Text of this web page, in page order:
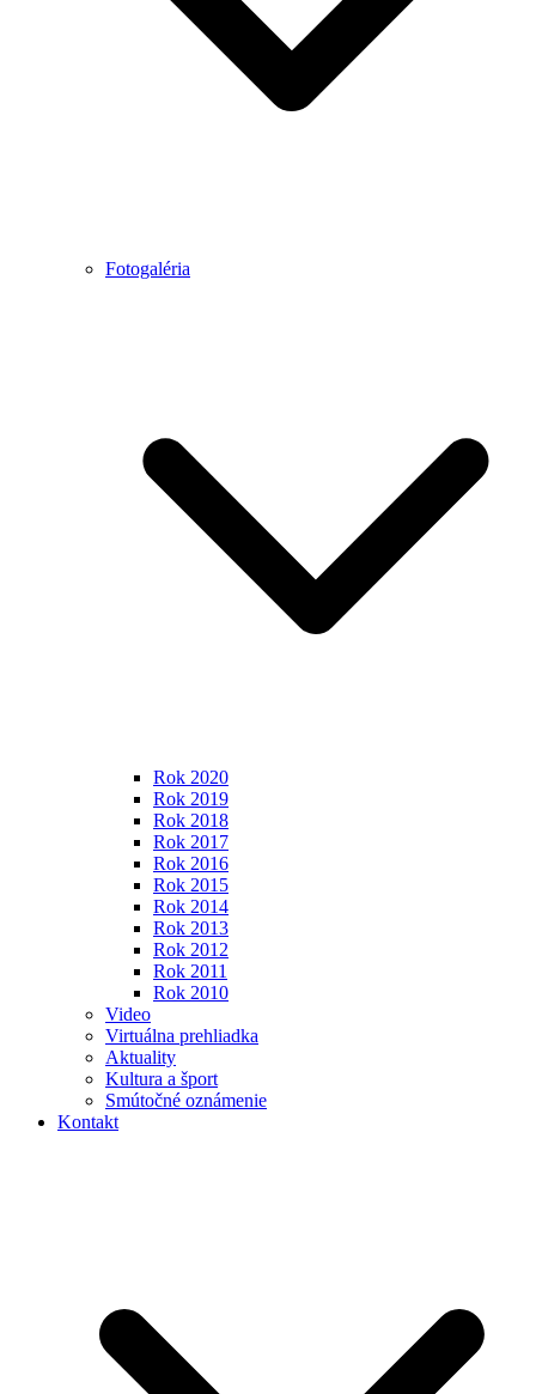
Fotogaléria
Rok 2020
Rok 2019
Rok 2018
Rok 2017
Rok 2016
Rok 2015
Rok 2014
Rok 2013
Rok 2012
Rok 2011
Rok 2010
Video
Virtuálna prehliadka
Aktuality
Kultura a šport
Smútočné oznámenie
Kontakt